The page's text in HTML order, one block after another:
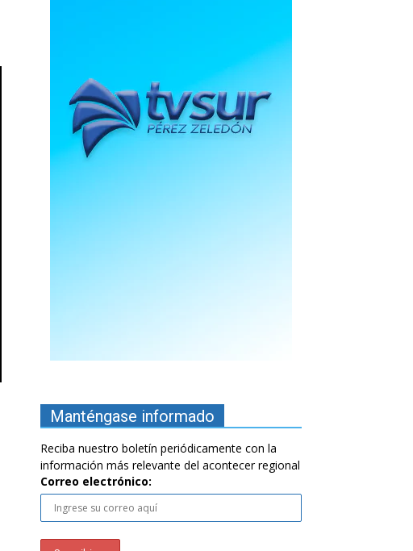
Manténgase informado
Reciba nuestro boletín periódicamente con la
información más relevante del acontecer regional
Correo electrónico: